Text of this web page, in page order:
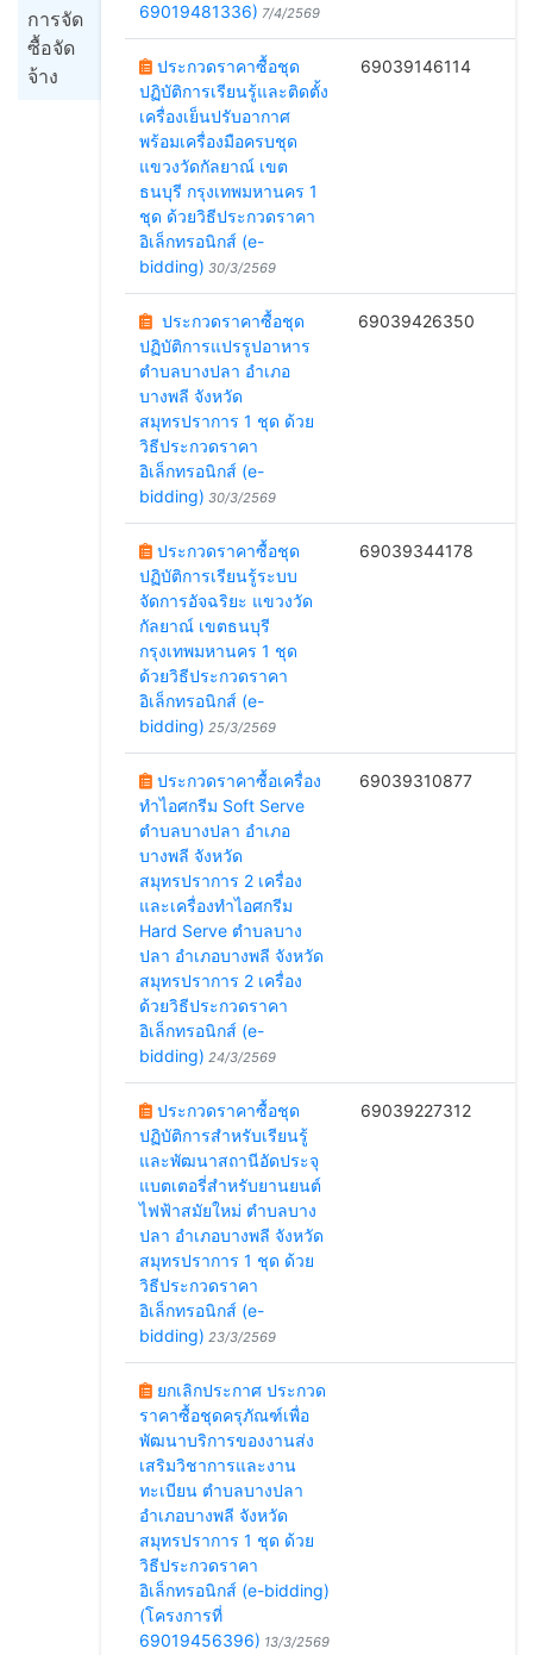
การจัด
ซื้อจัด
จ้าง
69019481336) 7/4/2569
ประกวดราคาซื้อชุด
ปฏิบัติการเรียนรู้และติดตั้ง
เครื่องเย็นปรับอากาศ
พร้อมเครื่องมือครบชุด
แขวงวัดกัลยาณ์ เขต
ธนบุรี กรุงเทพมหานคร 1
ชุด ด้วยวิธีประกวดราคา
อิเล็กทรอนิกส์ (e-
bidding) 30/3/2569
69039146114
ประกวดราคาซื้อชุด
ปฏิบัติการแปรรูปอาหาร
ตำบลบางปลา อำเภอ
บางพลี จังหวัด
สมุทรปราการ 1 ชุด ด้วย
วิธีประกวดราคา
อิเล็กทรอนิกส์ (e-
bidding) 30/3/2569
69039426350
ประกวดราคาซื้อชุด
ปฏิบัติการเรียนรู้ระบบ
จัดการอัจฉริยะ แขวงวัด
กัลยาณ์ เขตธนบุรี
กรุงเทพมหานคร 1 ชุด
ด้วยวิธีประกวดราคา
อิเล็กทรอนิกส์ (e-
bidding) 25/3/2569
69039344178
ประกวดราคาซื้อเครื่อง
ทำไอศกรีม Soft Serve
ตำบลบางปลา อำเภอ
บางพลี จังหวัด
สมุทรปราการ 2 เครื่อง
และเครื่องทำไอศกรีม
Hard Serve ตำบลบาง
ปลา อำเภอบางพลี จังหวัด
สมุทรปราการ 2 เครื่อง
ด้วยวิธีประกวดราคา
อิเล็กทรอนิกส์ (e-
bidding) 24/3/2569
69039310877
ประกวดราคาซื้อชุด
ปฏิบัติการสำหรับเรียนรู้
และพัฒนาสถานีอัดประจุ
แบตเตอรี่สำหรับยานยนต์
ไฟฟ้าสมัยใหม่ ตำบลบาง
ปลา อำเภอบางพลี จังหวัด
สมุทรปราการ 1 ชุด ด้วย
วิธีประกวดราคา
อิเล็กทรอนิกส์ (e-
bidding) 23/3/2569
69039227312
ยกเลิกประกาศ ประกวด
ราคาซื้อชุดครุภัณฑ์เพื่อ
พัฒนาบริการของงานส่ง
เสริมวิชาการและงาน
ทะเบียน ตำบลบางปลา
อำเภอบางพลี จังหวัด
สมุทรปราการ 1 ชุด ด้วย
วิธีประกวดราคา
อิเล็กทรอนิกส์ (e-bidding)
(โครงการที่
69019456396) 13/3/2569